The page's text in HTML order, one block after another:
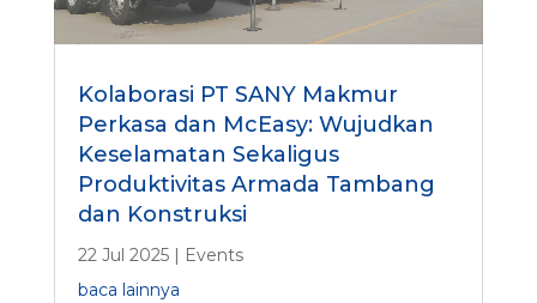
Kolaborasi PT SANY Makmur
Perkasa dan McEasy: Wujudkan
Keselamatan Sekaligus
Produktivitas Armada Tambang
dan Konstruksi
22 Jul 2025| Events
baca lainnya